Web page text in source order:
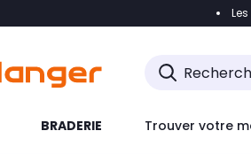
Accéder
BRADERIE Trouver votre